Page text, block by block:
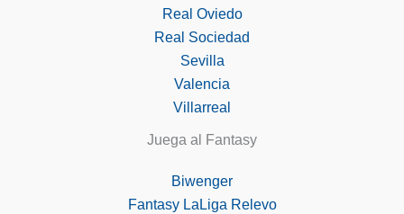
Real Oviedo
Real Sociedad
Sevilla
Valencia
Villarreal
Juega al Fantasy
Biwenger
Fantasy LaLiga Relevo